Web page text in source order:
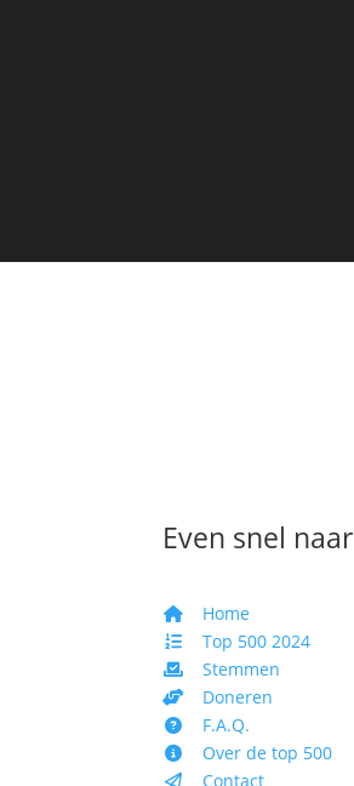
Even snel naar
Home
Top 500 2024
Stemmen
Doneren
F.A.Q.
Over de top 500
Contact